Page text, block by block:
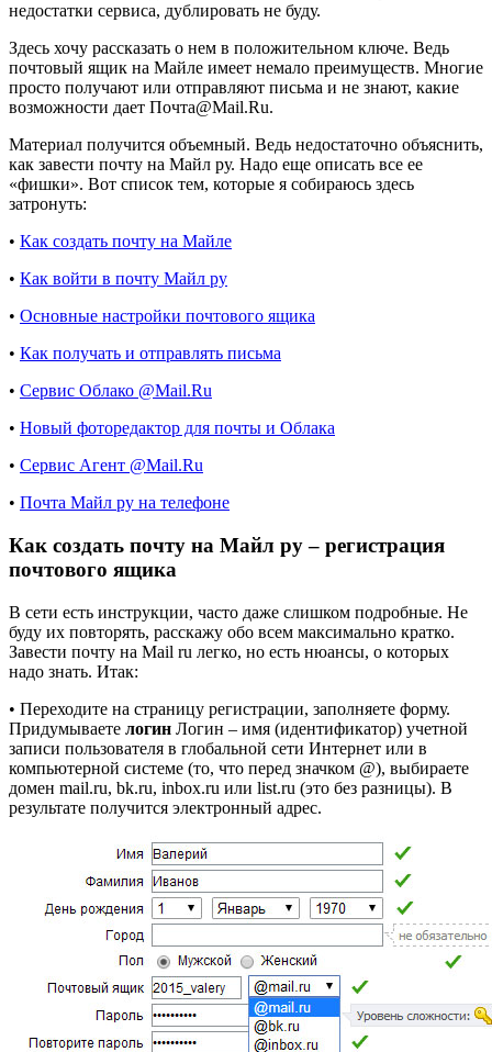
недостатки сервиса, дублировать не буду.
Здесь хочу рассказать о нем в положительном ключе. Ведь
почтовый ящик на Майле имеет немало преимуществ. Многие
просто получают или отправляют письма и не знают, какие
возможности дает Почта@Mail.Ru.
Материал получится объемный. Ведь недостаточно объяснить,
как завести почту на Майл ру. Надо еще описать все ее
«фишки». Вот список тем, которые я собираюсь здесь
затронуть:
• Как создать почту на Майле
• Как войти в почту Майл ру
• Основные настройки почтового ящика
• Как получать и отправлять письма
• Сервис Облако @Mail.Ru
• Новый фоторедактор для почты и Облака
• Сервис Агент @Mail.Ru
• Почта Майл ру на телефоне
Как создать почту на Майл ру – регистрация
почтового ящика
В сети есть инструкции, часто даже слишком подробные. Не
буду их повторять, расскажу обо всем максимально кратко.
Завести почту на Mail ru легко, но есть нюансы, о которых
надо знать. Итак:
• Переходите на страницу регистрации, заполняете форму.
Придумываете логин Логин – имя (идентификатор) учетной
записи пользователя в глобальной сети Интернет или в
компьютерной системе (то, что перед значком @), выбираете
домен mail.ru, bk.ru, inbox.ru или list.ru (это без разницы). В
результате получится электронный адрес.